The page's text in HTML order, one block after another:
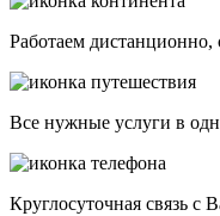
Работаем
Все нужные услуги в
Круглосуточная связь